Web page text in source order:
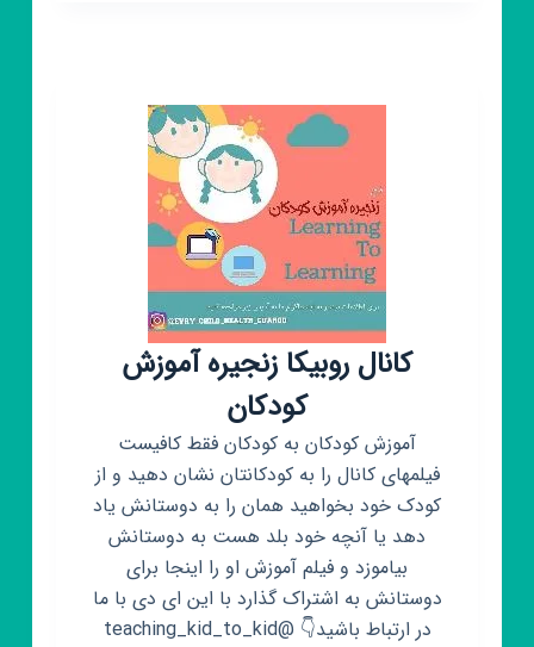
نوجوانان
ایران
کانال روبیکا زنجیره آموزش
کودکان
آموزش کودکان به کودکان فقط کافیست
فیلمهای کانال را به کودکانتان نشان دهید و از
کودک خود بخواهید همان را به دوستانش یاد
دهد یا آنچه خود بلد هست به دوستانش
بیاموزد و فیلم آموزش او را اینجا برای
دوستانش به اشتراک گذارد با این ای دی با ما
در ارتباط باشید👇 @teaching_kid_to_kid